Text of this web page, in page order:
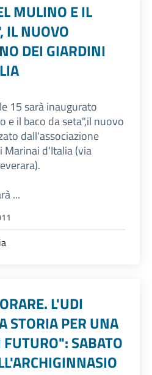
MULINO E IL
IL NUOVO
DEI GIARDINI
15 sarà inaugurato
e il baco da seta",il nuovo
dall'associazione
Marinai d'Italia (via
...
L'UDI
STORIA PER UNA
SABATO